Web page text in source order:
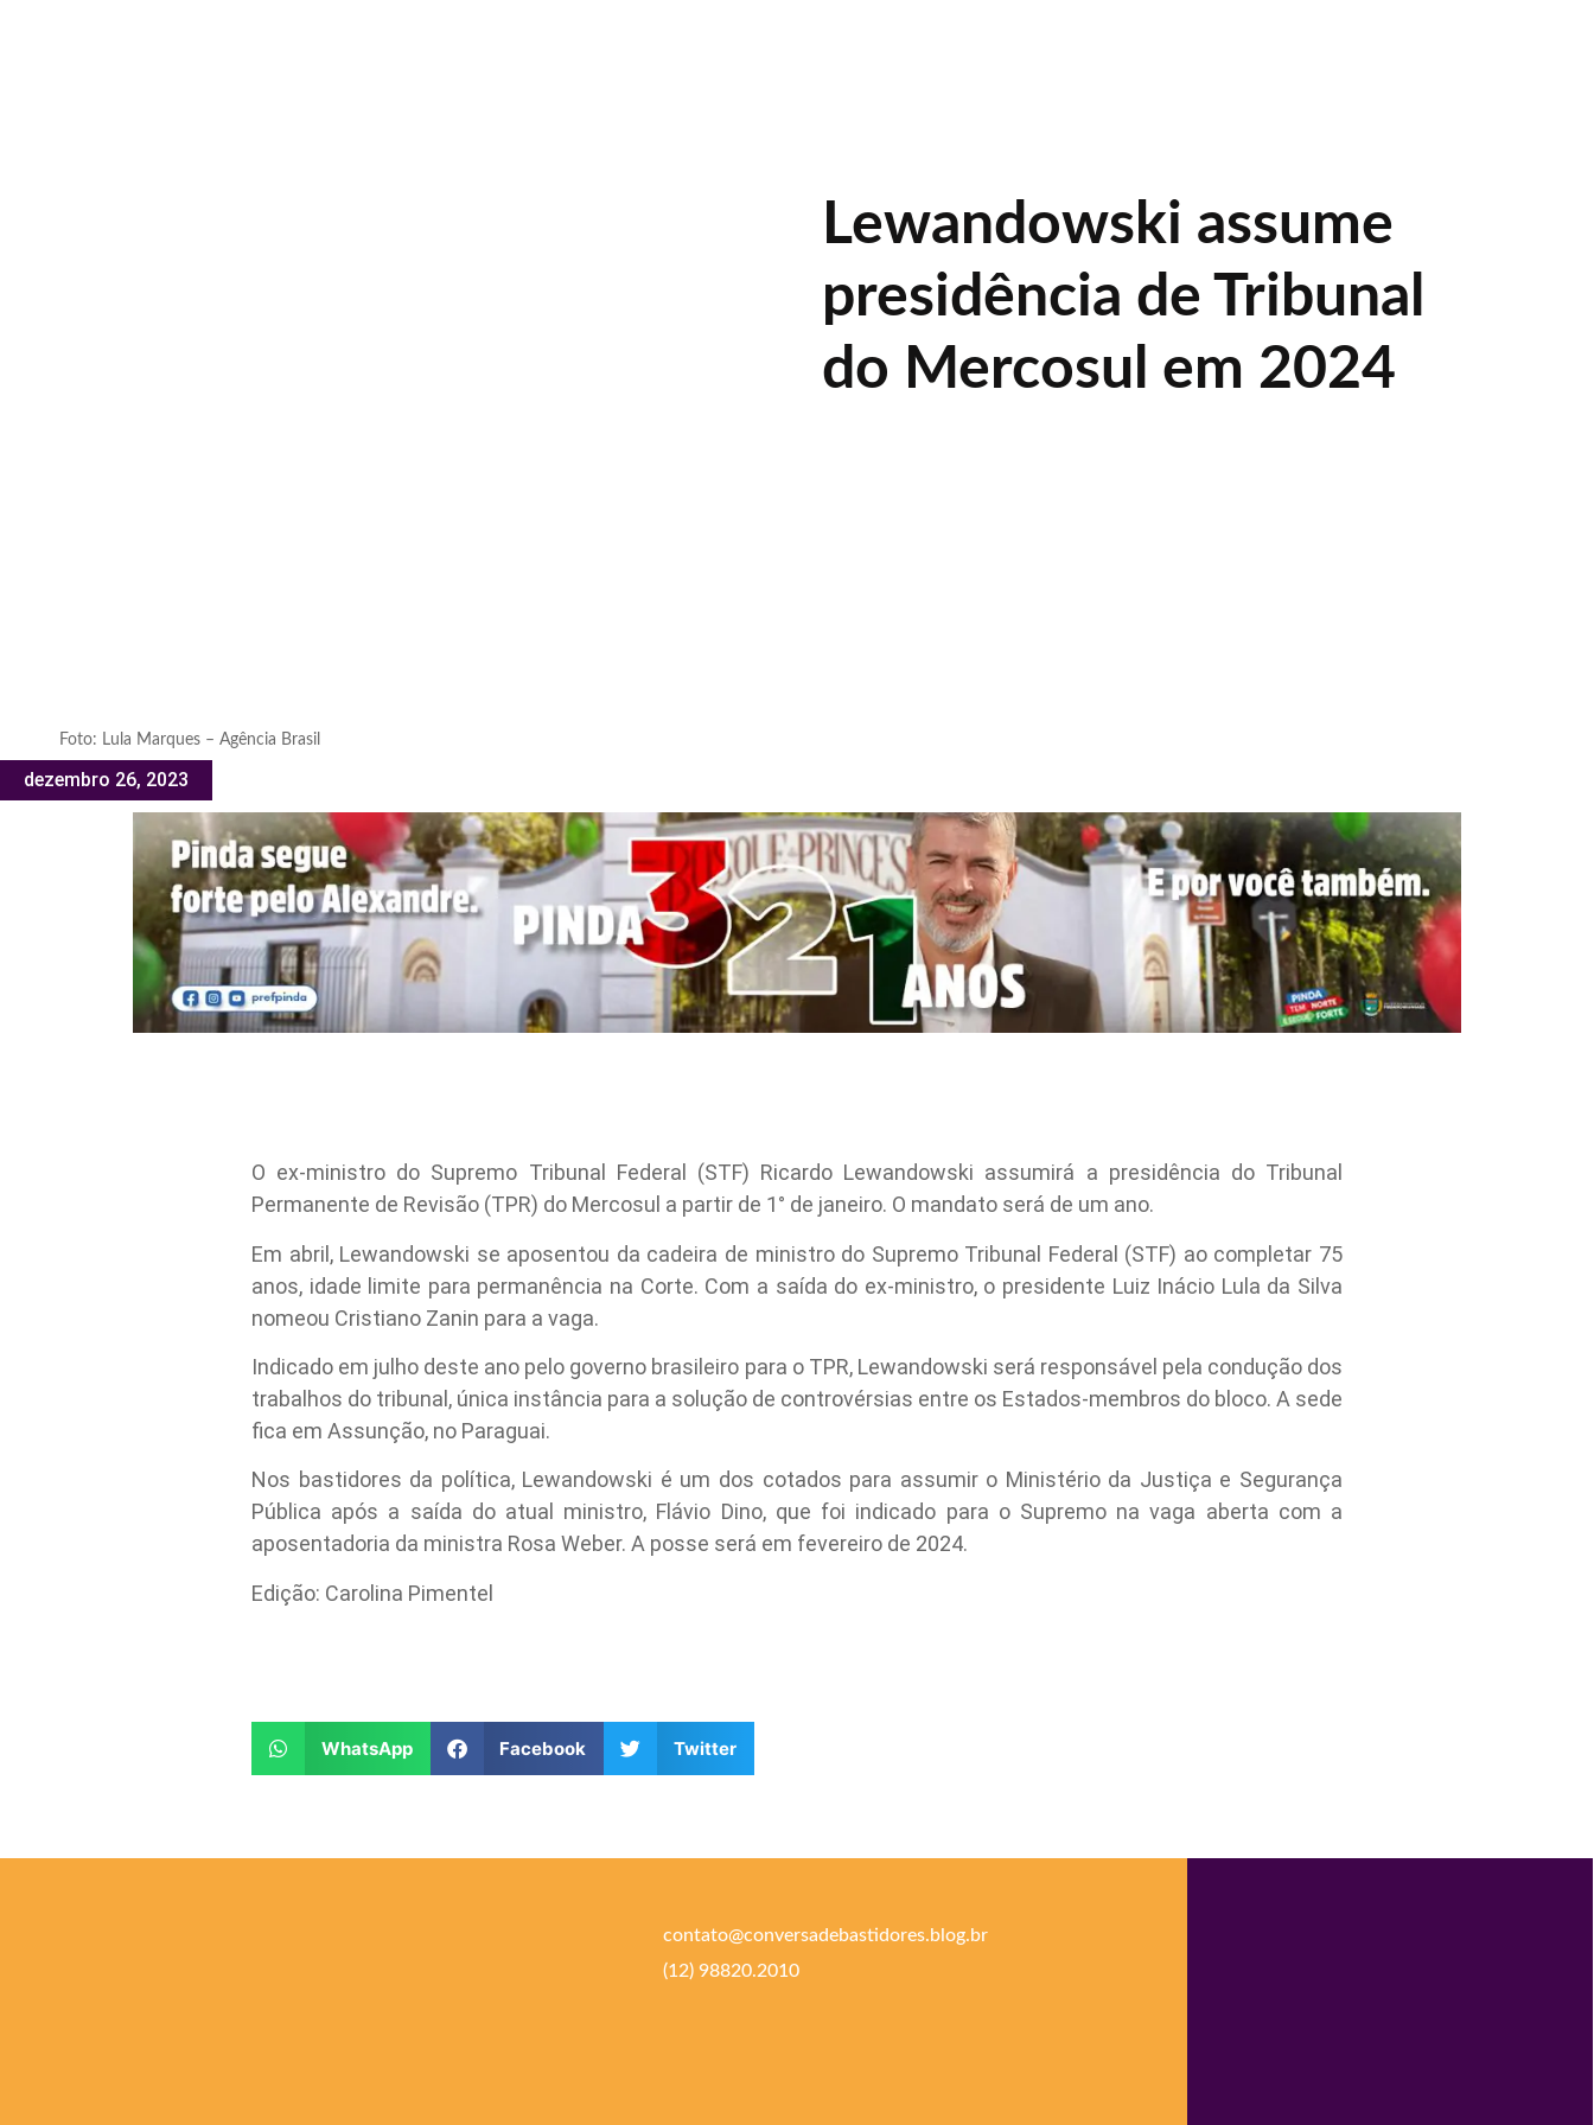
Foto: Lula Marques – Agência Brasil
dezembro 26, 2023
Lewandowski assume
presidência de Tribunal
do Mercosul em 2024
O ex-ministro do Supremo Tribunal Federal (STF) Ricardo Lewandowski assumirá a presidência do Tribunal
Permanente de Revisão (TPR) do Mercosul a partir de 1° de janeiro. O mandato será de um ano.
Em abril, Lewandowski se aposentou da cadeira de ministro do Supremo Tribunal Federal (STF) ao completar 75
anos, idade limite para permanência na Corte. Com a saída do ex-ministro, o presidente Luiz Inácio Lula da Silva
nomeou Cristiano Zanin para a vaga.
Indicado em julho deste ano pelo governo brasileiro para o TPR, Lewandowski será responsável pela condução dos
trabalhos do tribunal, única instância para a solução de controvérsias entre os Estados-membros do bloco. A sede
fica em Assunção, no Paraguai.
Nos bastidores da política, Lewandowski é um dos cotados para assumir o Ministério da Justiça e Segurança
Pública após a saída do atual ministro, Flávio Dino, que foi indicado para o Supremo na vaga aberta com a
aposentadoria da ministra Rosa Weber. A posse será em fevereiro de 2024.
Edição: Carolina Pimentel
WhatsApp Facebook Twitter
contato@conversadebastidores.blog.br
(12) 98820.2010